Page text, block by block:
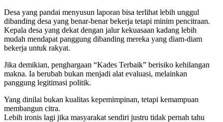
Desa yang pandai menyusun laporan bisa terlihat lebih unggul
dibanding desa yang benar-benar bekerja tetapi minim pencitraan.
Kepala desa yang dekat dengan jalur kekuasaan kadang lebih
mudah mendapat panggung dibanding mereka yang diam-diam
bekerja untuk rakyat.
Jika demikian, penghargaan “Kades Terbaik” berisiko kehilangan
makna. Ia berubah bukan menjadi alat evaluasi, melainkan
panggung legitimasi politik.
Yang dinilai bukan kualitas kepemimpinan, tetapi kemampuan
membangun citra.
Lebih ironis lagi jika masyarakat sendiri justru tidak pernah tahu